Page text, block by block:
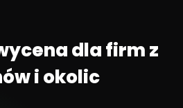
dla firm z
i okolic